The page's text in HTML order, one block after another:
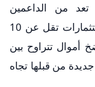
تعد من الداعمين
الأساسيين للشركة، فتعتزم تخصيص استثمارات تقل عن 10
أموال تتراوح بين
جديدة من قبلها تجاه